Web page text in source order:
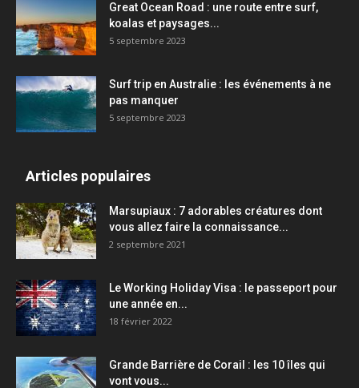
Great Ocean Road : une route entre surf,
koalas et paysages...
5 septembre 2023
Surf trip en Australie : les événements à ne
pas manquer
5 septembre 2023
Articles populaires
Marsupiaux : 7 adorables créatures dont
vous allez faire la connaissance...
2 septembre 2021
Le Working Holiday Visa : le passeport pour
une année en...
18 février 2022
Grande Barrière de Corail : les 10 îles qui
vont vous...